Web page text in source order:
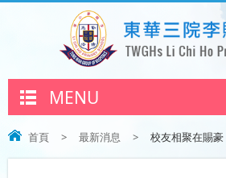
MENU
首頁 > 最新消息 > 校友相聚在賜豪